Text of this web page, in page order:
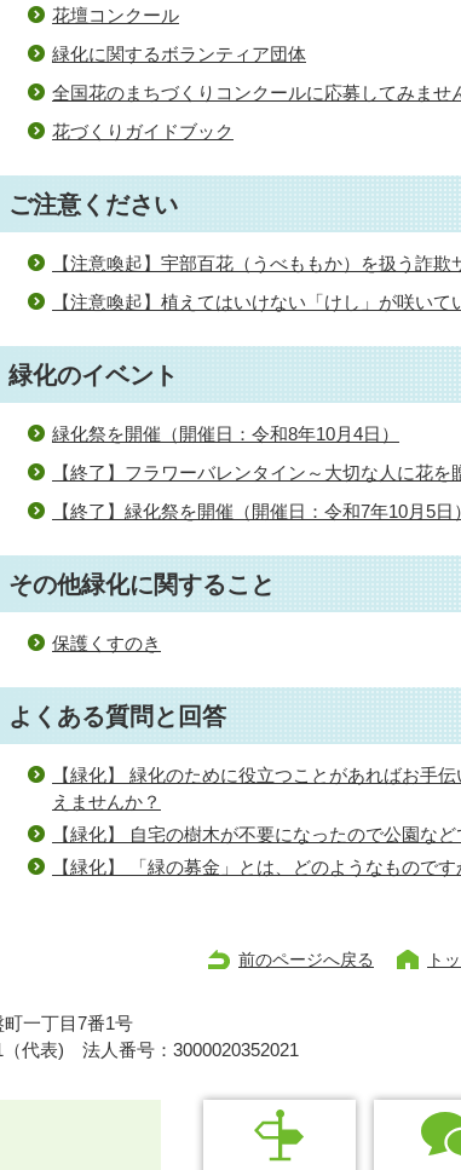
花壇コンクール
緑化に関するボランティア団体
全国花のまちづくりコンクールに応募してみませ
花づくりガイドブック
ご注意ください
【注意喚起】宇部百花（うべももか）を扱う詐
【注意喚起】植えてはいけない「けし」が咲いて
緑化のイベント
緑化祭を開催（開催日：令和8年10月4日）
【終了】フラワーバレンタイン～大切な人に花を
【終了】緑化祭を開催（開催日：令和7年10月5日）
その他緑化に関すること
保護くすのき
よくある質問と回答
【緑化】 緑化のために役立つことがあればお手
えませんか？
【緑化】 自宅の樹木が不要になったので公園な
【緑化】 「緑の募金」とは、どのようなものです
前のページへ戻る ト
一丁目7番1号
（代表) 法人番号：3000020352021